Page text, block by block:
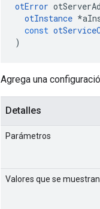
otError
otInstance *
const
)
Agrega una
Detalles
Parámetros
Valores que se muestran